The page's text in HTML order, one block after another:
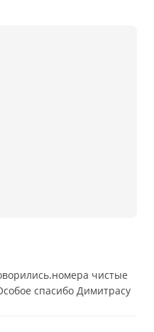
чистые
спасибо Димитрасу